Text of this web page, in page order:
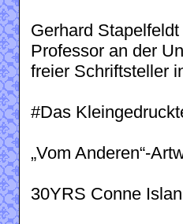
Gerhard
Professor an der
freier Schriftsteller
#Das
„Vom Anderen“-
30YRS Conne